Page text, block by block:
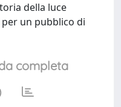
della luce
un pubblico di
completa